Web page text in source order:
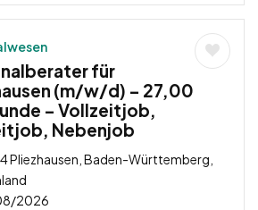
für
(m/w/d) – 27,00
– Vollzeitjob,
Nebenjob
Pliezhausen, Baden-Württemberg,
2026